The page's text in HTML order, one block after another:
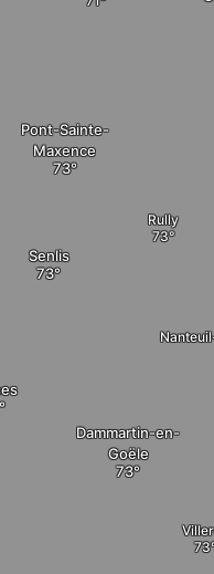
Pont-Sainte-
Maxence
Senlis
Rully
Dammartin-en-
Goële